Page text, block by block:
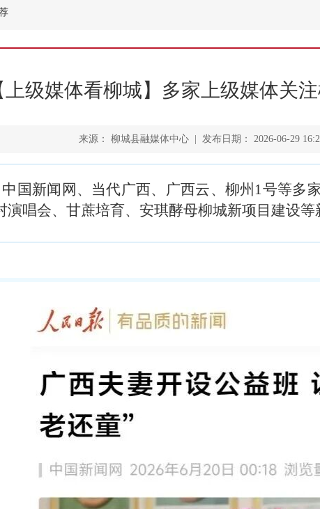
上级媒体看柳城】多家上级媒体关
来源： 柳城县融媒体中心 | 发布日期： 2026-06-29
国新闻网、当代广西、广西云、柳州1号等多
唱会、甘蔗培育、安琪酵母柳城新项目建设等